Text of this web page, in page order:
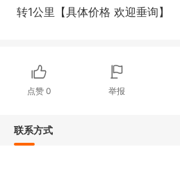
转1公里【具体价格 欢迎垂询】
点赞 0 举报
联系方式